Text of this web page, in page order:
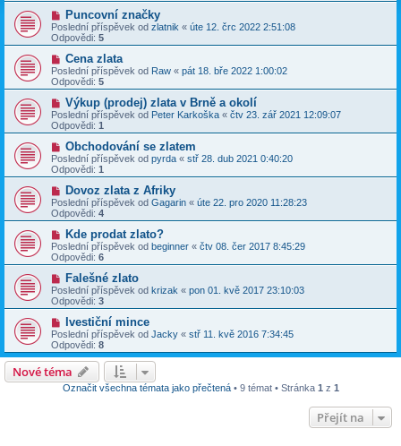
Puncovní značky
Poslední příspěvek od zlatnik « úte 12. črc 2022 2:51:08
Odpovědi: 5
Cena zlata
Poslední příspěvek od Raw « pát 18. bře 2022 1:00:02
Odpovědi: 5
Výkup (prodej) zlata v Brně a okolí
Poslední příspěvek od Peter Karkoška « čtv 23. zář 2021 12:09:07
Odpovědi: 1
Obchodování se zlatem
Poslední příspěvek od pyrda « stř 28. dub 2021 0:40:20
Odpovědi: 1
Dovoz zlata z Afriky
Poslední příspěvek od Gagarin « úte 22. pro 2020 11:28:23
Odpovědi: 4
Kde prodat zlato?
Poslední příspěvek od beginner « čtv 08. čer 2017 8:45:29
Odpovědi: 6
Falešné zlato
Poslední příspěvek od krizak « pon 01. kvě 2017 23:10:03
Odpovědi: 3
Ivestiční mince
Poslední příspěvek od Jacky « stř 11. kvě 2016 7:34:45
Odpovědi: 8
Nové téma
Označit všechna témata jako přečtená• 9 témat • Stránka 1 z 1
Přejít na